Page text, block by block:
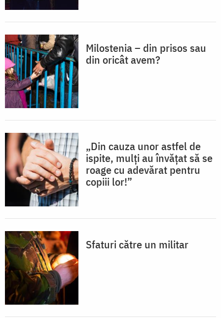
Milostenia – din prisos sau
din oricât avem?
„Din cauza unor astfel de
ispite, mulţi au învăţat să se
roage cu adevărat pentru
copiii lor!”
Sfaturi către un militar